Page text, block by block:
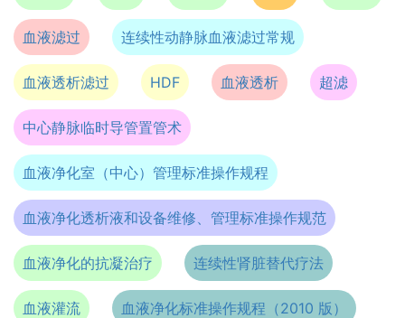
血液滤过 连续性动静脉血液滤过常规
血液透析滤过 HDF 血液透析 超滤
中心静脉临时导管置管术
血液净化室（中心）管理标准操作规程
血液净化透析液和设备维修、管理标准操作规范
血液净化的抗凝治疗 连续性肾脏替代疗法
血液灌流 血液净化标准操作规程（2010 版）